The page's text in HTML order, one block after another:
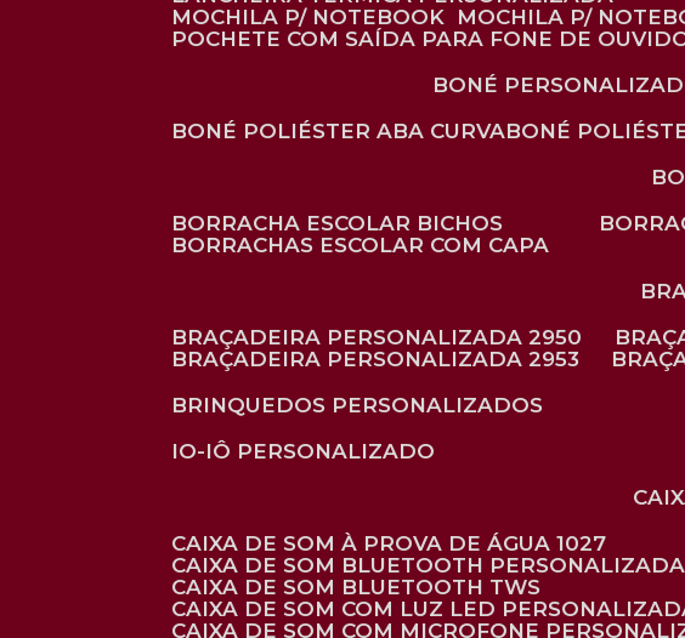
MOCHILA P/ NOTEBOOK
MOCHILA P/
POCHETE COM SAÍDA PARA FONE DE
BONÉ
BONÉ POLIÉSTER ABA CURVA
BONÉ
BORRACHA ESCOLAR BICHOS
BORRACHAS ESCOLAR COM CAPA
BRAÇADEIRA PERSONALIZADA 2950
BRAÇADEIRA PERSONALIZADA 2953
BRINQUEDOS PERSONALIZADOS
IO-IÔ PERSONALIZADO
CAIXA DE SOM À PROVA DE ÁGUA 1027
CAIXA DE SOM BLUETOOTH PERSONALIZADA
CAIXA DE SOM BLUETOOTH TWS
CAIXA DE SOM COM LUZ LED
CAIXA DE SOM COM MICROFONE